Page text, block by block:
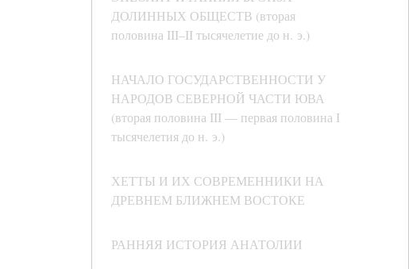
ДОЛИННЫХ ОБЩЕСТВ (вторая
половина III–II тысячелетие до н. э.)
НАЧАЛО ГОСУДАРСТВЕННОСТИ У
НАРОДОВ СЕВЕРНОЙ ЧАСТИ ЮВА
(вторая половина III — первая половина I
тысячелетия до н. э.)
ХЕТТЫ И ИХ СОВРЕМЕННИКИ НА
ДРЕВНЕМ БЛИЖНЕМ ВОСТОКЕ
РАННЯЯ ИСТОРИЯ АНАТОЛИИ